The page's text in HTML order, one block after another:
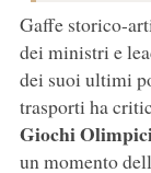
Gaffe storico-
dei ministri e
dei suoi ultimi
trasporti ha
Giochi
un momento